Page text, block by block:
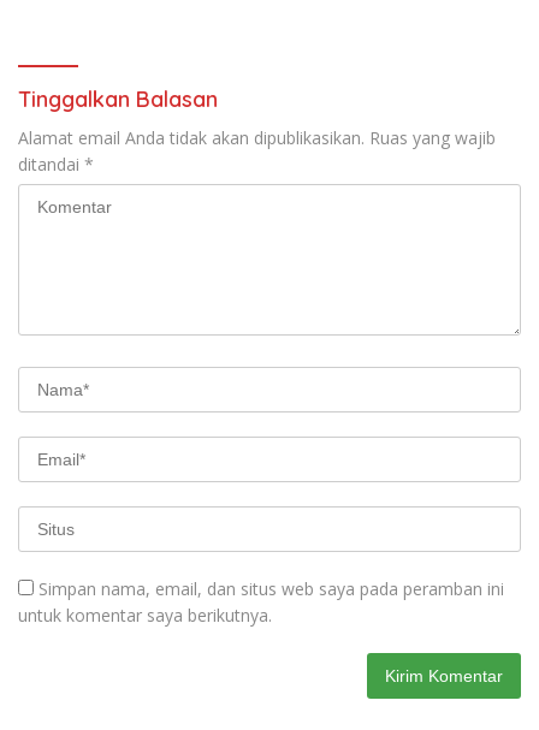
Tinggalkan Balasan
Alamat email Anda tidak akan dipublikasikan. Ruas yang wajib
ditandai *
Simpan nama, email, dan situs web saya pada peramban ini
untuk komentar saya berikutnya.